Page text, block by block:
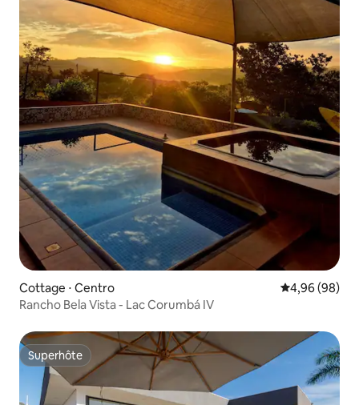
Cottage ⋅ Centro Évaluation
4,96 (98)
Rancho Bela Vista - Lac Corumbá IV
Superhôte
Superhôte